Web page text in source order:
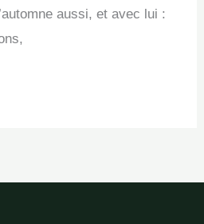
aussi, et avec lui :